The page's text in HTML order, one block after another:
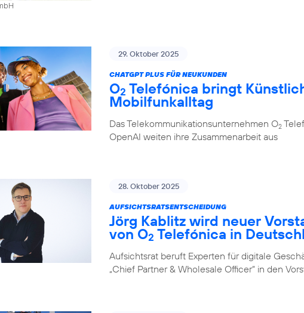
29. Oktober 2025
CHATGPT PLUS FÜR NEUKUNDEN
O2 Telefónica bringt
Mobilfunkalltag
Das Telekommunikationsunternehmen O2
OpenAI weiten ihre Zusammenarbeit aus
28. Oktober 2025
AUFSICHTSRATSENTSCHEIDUNG
Jörg Kablitz wird neuer
von O2 Telefónica in
Aufsichtsrat beruft Experten für digitale
„Chief Partner & Wholesale Officer“ in den